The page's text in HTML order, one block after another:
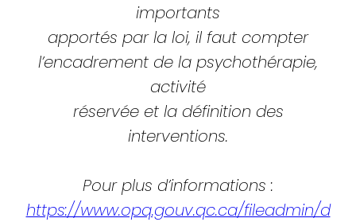
importants
apportés par la loi, il faut compter
l’encadrement de la psychothérapie,
activité
réservée et la définition des
interventions.
Pour plus d’informations :
https://www.opq.gouv.qc.ca/fileadmin/d